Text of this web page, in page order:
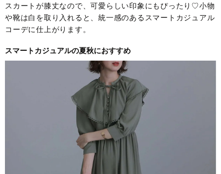
スカートが膝丈なので、可愛らしい印象にもぴったり♡小物
や靴は白を取り入れると、統一感のあるスマートカジュアル
コーデに仕上がります。
スマートカジュアルの夏秋におすすめ